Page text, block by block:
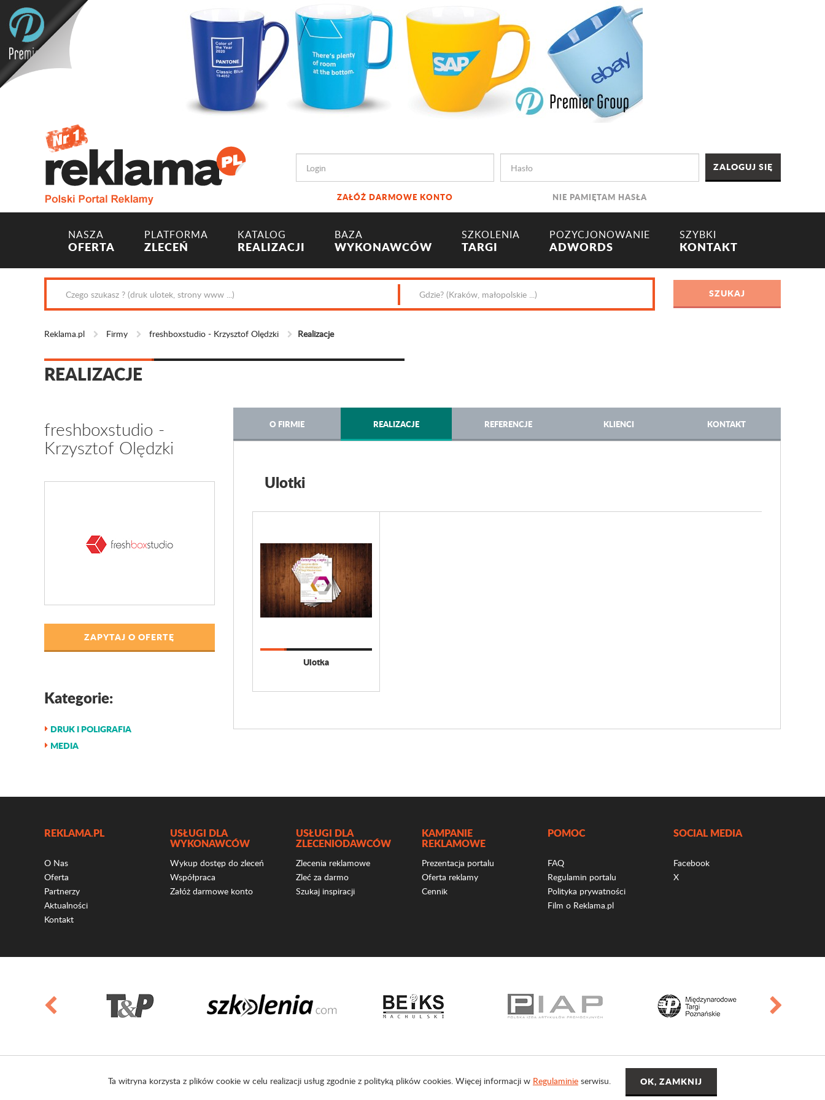
ZAŁÓŻ DARMOWE KONTO NIE PAMIĘTAM HASŁA
NASZA
OFERTA
PLATFORMA
ZLECEŃ
KATALOG
REALIZACJI
BAZA
WYKONAWCÓW
SZKOLENIA
TARGI
POZYCJONOWANIE
ADWORDS
SZYBKI
KONTAKT
Reklama.pl Firmy freshboxstudio - Krzysztof Olędzki Realizacje
REALIZACJE
freshboxstudio -
Krzysztof Olędzki
ZAPYTAJ O OFERTĘ
Kategorie:
DRUK I POLIGRAFIA
MEDIA
O FIRMIE REALIZACJE REFERENCJE KLIENCI KONTAKT
Ulotki
Ulotka
REKLAMA.PL
O Nas
Oferta
Partnerzy
Aktualności
Kontakt
USŁUGI DLA
WYKONAWCÓW
Wykup dostęp do zleceń
Współpraca
Załóż darmowe konto
USŁUGI DLA
ZLECENIODAWCÓW
Zlecenia reklamowe
Zleć za darmo
Szukaj inspiracji
KAMPANIE
REKLAMOWE
Prezentacja portalu
Oferta reklamy
Cennik
POMOC
FAQ
Regulamin portalu
Polityka prywatności
Film o Reklama.pl
SOCIAL MEDIA
Facebook
X
Ta witryna korzysta z plików cookie w celu realizacji usług zgodnie z polityką plików cookies. Więcej informacji w Regulaminie serwisu.